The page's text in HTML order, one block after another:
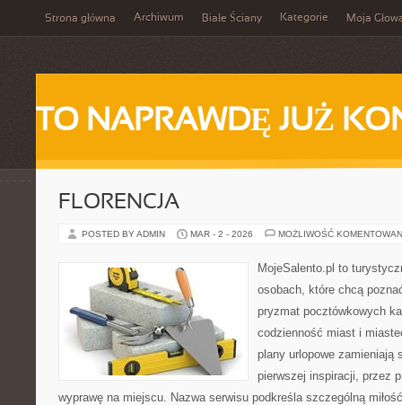
Strona główna Archiwum Białe Ściany Kategorie Moja
TO NAPRAWDĘ JUŻ
FLORENCJA
POSTED BY ADMIN MAR - 2 - 2026 MOŻLIWOŚĆ
MojeSalento.pl to
osobach, które chcą
pryzmat pocztówkowych
codzienność miast i
plany urlopowe zamieniają
pierwszej inspiracji, przez
wyprawę na miejscu. Nazwa serwisu podkreśla szczególną